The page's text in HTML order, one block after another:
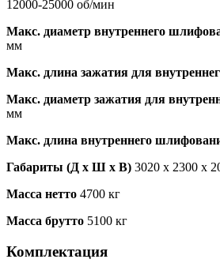
12000-25000 об/мин
Макс. диаметр внутреннего
мм
Макс. длина зажатия для
Макс. диаметр зажатия для
мм
Макс. длина внутреннего
Габариты (Д х Ш х В) 3020 х 2300 х
Масса нетто 4700 кг
Масса брутто 5100 кг
Комплектация